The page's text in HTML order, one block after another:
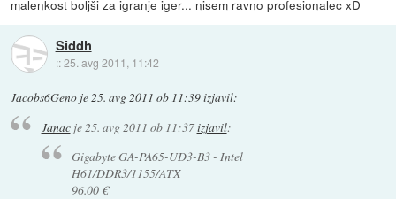
malenkost boljši za igranje iger... nisem ravno profesionalec xD
Siddh
::25. avg 2011, 11:42
Jacobs6Geno je25. avg 2011 ob 11:39izjavil:
Janacje25. avg 2011 ob 11:37izjavil:
Gigabyte GA-PA65-UD3-B3 - Intel
H61/DDR3/1155/ATX
96.00 €